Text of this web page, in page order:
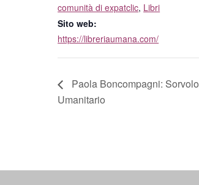
comunità di expatclic, Libri
Sito web:
https://libreriaumana.com/
Paola Boncompagni: Sorvolo
Umanitario